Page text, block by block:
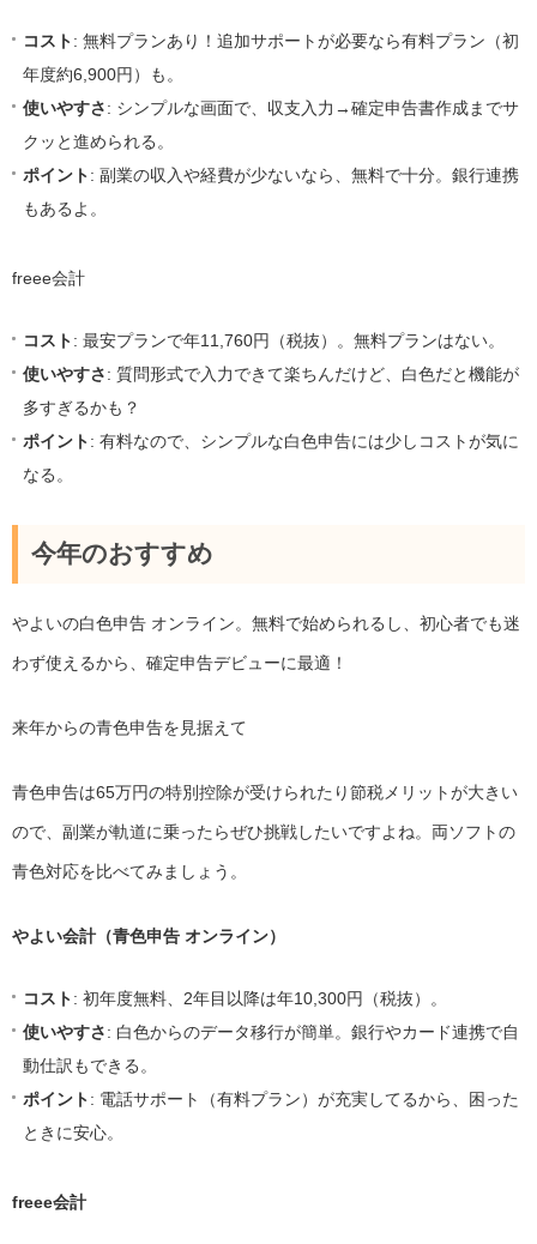
コスト: 無料プランあり！追加サポートが必要なら有料プラン（初
年度約6,900円）も。
使いやすさ: シンプルな画面で、収支入力→確定申告書作成までサ
クッと進められる。
ポイント: 副業の収入や経費が少ないなら、無料で十分。銀行連携
もあるよ。
freee会計
コスト: 最安プランで年11,760円（税抜）。無料プランはない。
使いやすさ: 質問形式で入力できて楽ちんだけど、白色だと機能が
多すぎるかも？
ポイント: 有料なので、シンプルな白色申告には少しコストが気に
なる。
今年のおすすめ
やよいの白色申告 オンライン。無料で始められるし、初心者でも迷
わず使えるから、確定申告デビューに最適！
来年からの青色申告を見据えて
青色申告は65万円の特別控除が受けられたり節税メリットが大きい
ので、副業が軌道に乗ったらぜひ挑戦したいですよね。両ソフトの
青色対応を比べてみましょう。
やよい会計（青色申告 オンライン）
コスト: 初年度無料、2年目以降は年10,300円（税抜）。
使いやすさ: 白色からのデータ移行が簡単。銀行やカード連携で自
動仕訳もできる。
ポイント: 電話サポート（有料プラン）が充実してるから、困った
ときに安心。
freee会計